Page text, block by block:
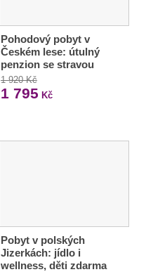
Pohodový pobyt v
Českém lese: útulný
penzion se stravou
1 920 Kč
1 795 Kč
Pobyt v polských
Jizerkách: jídlo i
wellness, děti zdarma